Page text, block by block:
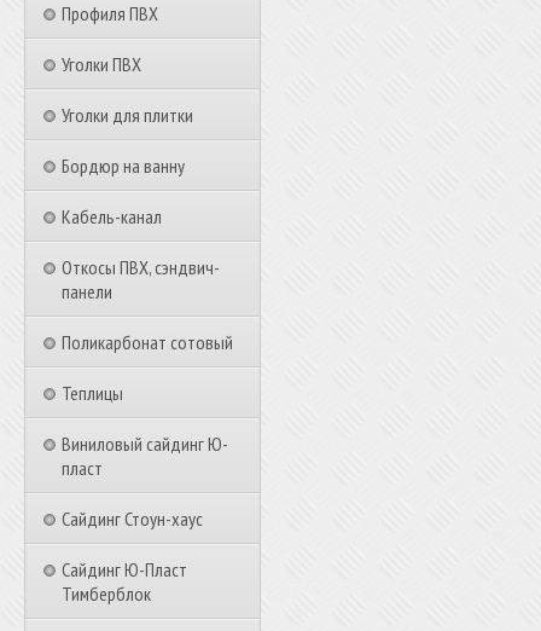
Профиля ПВХ
Уголки ПВХ
Уголки для плитки
Бордюр на ванну
Кабель-канал
Откосы ПВХ, сэндвич-
панели
Поликарбонат сотовый
Теплицы
Виниловый сайдинг Ю-
пласт
Сайдинг Стоун-хаус
Сайдинг Ю-Пласт
Тимберблок